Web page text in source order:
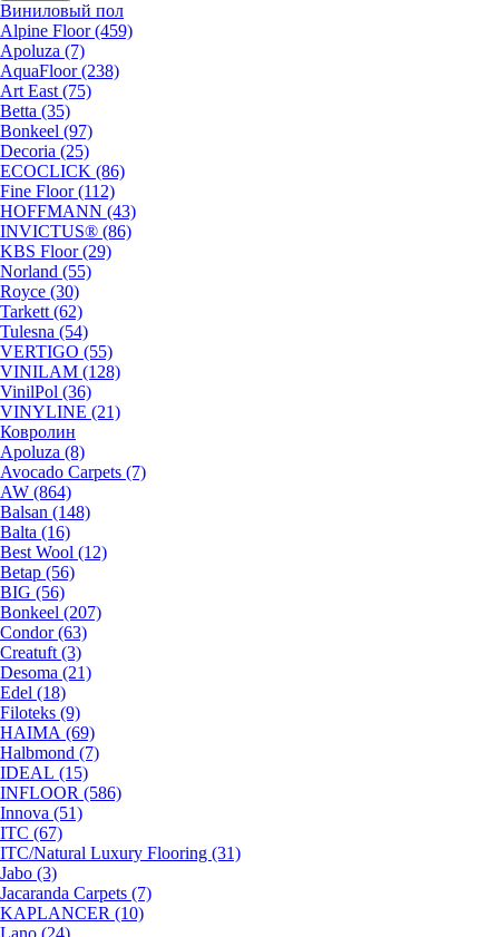
Виниловый пол
Alpine Floor (459)
Apoluza (7)
AquaFloor (238)
Art East (75)
Betta (35)
Bonkeel (97)
Decoria (25)
ECOCLICK (86)
Fine Floor (112)
HOFFMANN (43)
INVICTUS® (86)
KBS Floor (29)
Norland (55)
Royce (30)
Tarkett (62)
Tulesna (54)
VERTIGO (55)
VINILAM (128)
VinilPol (36)
VINYLINE (21)
Ковролин
Apoluza (8)
Avocado Carpets (7)
AW (864)
Balsan (148)
Balta (16)
Best Wool (12)
Betap (56)
BIG (56)
Bonkeel (207)
Condor (63)
Creatuft (3)
Desoma (21)
Edel (18)
Filoteks (9)
HAIMA (69)
Halbmond (7)
IDEAL (15)
INFLOOR (586)
Innova (51)
ITC (67)
ITC/Natural Luxury Flooring (31)
Jabo (3)
Jacaranda Carpets (7)
KAPLANCER (10)
Lano (24)